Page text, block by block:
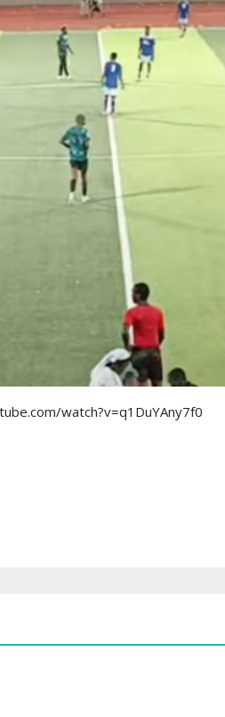
watch?v=q1DuYAny7f0